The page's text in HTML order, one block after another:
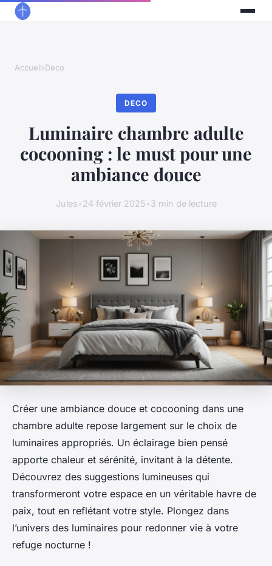
Accueil›Deco
DECO
Luminaire chambre adulte
cocooning : le must pour une
ambiance douce
Jules•24 février 2025•3 min de lecture
Créer une ambiance douce et cocooning dans une
chambre adulte repose largement sur le choix de
luminaires appropriés. Un éclairage bien pensé
apporte chaleur et sérénité, invitant à la détente.
Découvrez des suggestions lumineuses qui
transformeront votre espace en un véritable havre de
paix, tout en reflétant votre style. Plongez dans
l’univers des luminaires pour redonner vie à votre
refuge nocturne !